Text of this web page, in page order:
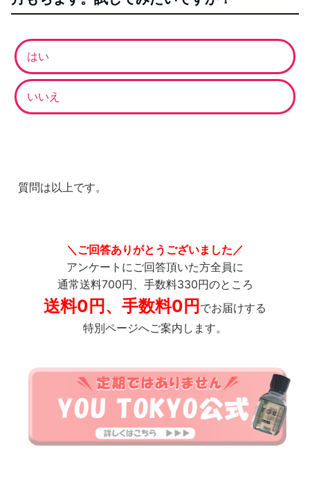
はい
いいえ
質問は以上です。
＼ご回答ありがとうございました／
アンケートにご回答頂いた方全員に
通常送料700円、手数料330円のところ
送料0円、手数料0円 でお届けする
特別ページへご案内します。